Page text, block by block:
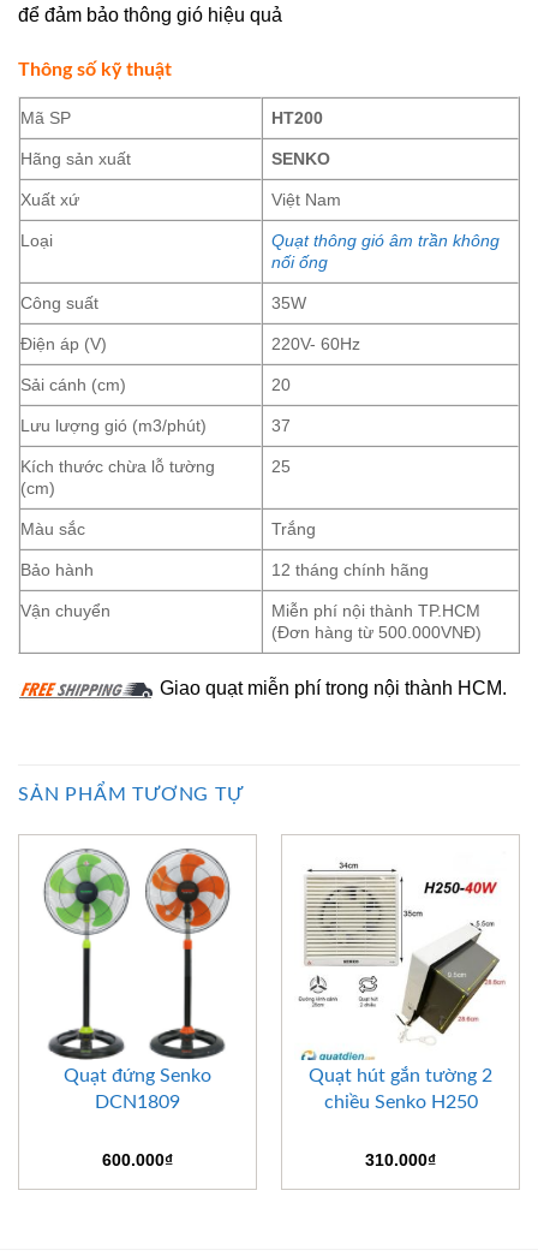
để đảm bảo thông gió hiệu quả
Thông số kỹ thuật
Mã SP HT200
Hãng sản xuất SENKO
Xuất xứ Việt Nam
Loại
Quạt thông gió âm trần không
nối ống
Công suất 35W
Điện áp (V) 220V- 60Hz
Sải cánh (cm) 20
Lưu lượng gió (m3/phút) 37
Kích thước chừa lỗ tường
(cm)
25
Màu sắc Trắng
Bảo hành 12 tháng chính hãng
Vận chuyển
Miễn phí nội thành TP.HCM
(Đơn hàng từ 500.000VNĐ)
Giao quạt miễn phí trong nội thành HCM.
SẢN PHẨM TƯƠNG TỰ
Quạt đứng Senko
DCN1809
600.000₫
Quạt hút gắn tường 2
chiều Senko H250
310.000₫